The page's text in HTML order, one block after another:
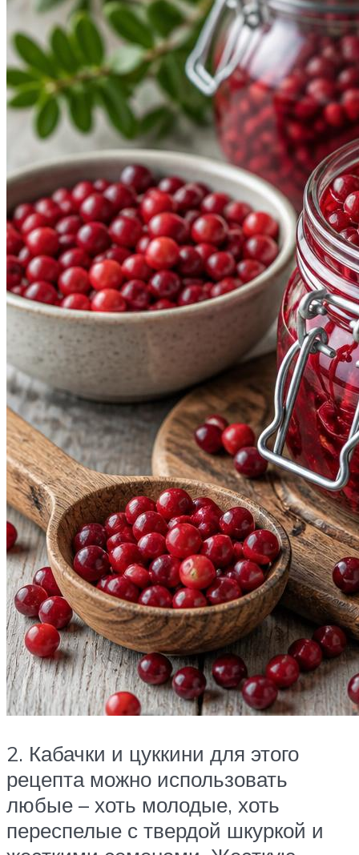
2. Кабачки и цуккини для этого
рецепта можно использовать
любые – хоть молодые, хоть
переспелые с твердой шкуркой и